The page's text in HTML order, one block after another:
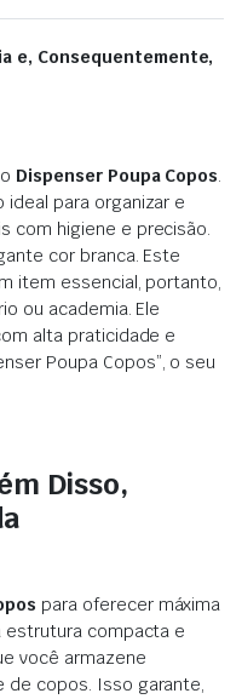
e, Consequentemente,
Dispenser Poupa Copos.
para organizar e
com higiene e precisão.
cor branca. Este
item essencial, portanto,
ou academia. Ele
alta praticidade e
Poupa Copos”, o seu
Disso,
para oferecer máxima
estrutura compacta e
você armazene
de copos. Isso garante,